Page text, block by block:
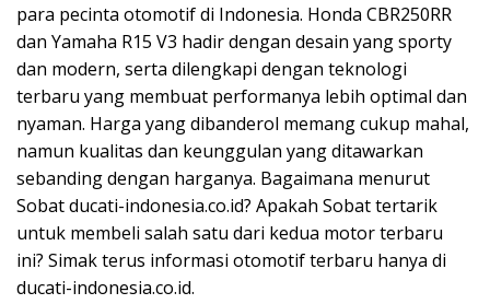
para pecinta otomotif di Indonesia. Honda CBR250RR
dan Yamaha R15 V3 hadir dengan desain yang sporty
dan modern, serta dilengkapi dengan teknologi
terbaru yang membuat performanya lebih optimal dan
nyaman. Harga yang dibanderol memang cukup mahal,
namun kualitas dan keunggulan yang ditawarkan
sebanding dengan harganya. Bagaimana menurut
Sobat ducati-indonesia.co.id? Apakah Sobat tertarik
untuk membeli salah satu dari kedua motor terbaru
ini? Simak terus informasi otomotif terbaru hanya di
ducati-indonesia.co.id.